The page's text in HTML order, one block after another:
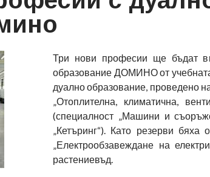
Три нови професии ще бъдат
образование ДОМИНО от
дуално образование, проведено
„Отоплителна, климатична,
(специалност „Машини и
„Кетъринг“). Като резерви бяха
„Електрообзавеждане на
растениевъд.